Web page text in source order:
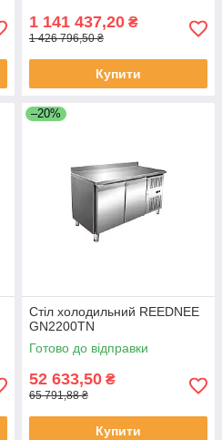
1 141 437,20 ₴
1 426 796,50 ₴
Купити
–20%
Стіл холодильний REEDNEE
GN2200TN
Готово до відправки
52 633,50 ₴
65 791,88 ₴
Купити